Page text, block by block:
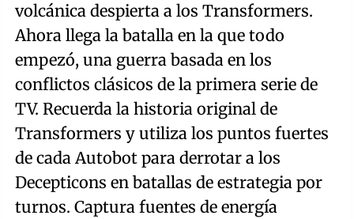
volcánica despierta a los Transformers.
Ahora llega la batalla en la que todo
empezó, una guerra basada en los
conflictos clásicos de la primera serie de
TV. Recuerda la historia original de
Transformers y utiliza los puntos fuertes
de cada Autobot para derrotar a los
Decepticons en batallas de estrategia por
turnos. Captura fuentes de energía